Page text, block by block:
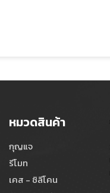
หมวดสินค้า
กุญแจ
รีโมท
เคส - ซิลีโคน